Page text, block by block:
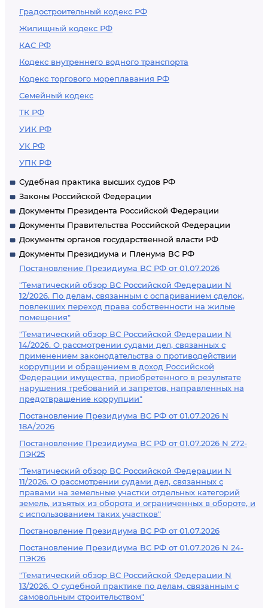
Градостроительный кодекс РФ
Жилищный кодекс РФ
КАС РФ
Кодекс внутреннего водного транспорта
Кодекс торгового мореплавания РФ
Семейный кодекс
ТК РФ
УИК РФ
УК РФ
УПК РФ
Судебная практика высших судов РФ
Законы Российской Федерации
Документы Президента Российской Федерации
Документы Правительства Российской Федерации
Документы органов государственной власти РФ
Документы Президиума и Пленума ВС РФ
Постановление Президиума ВС РФ от 01.07.2026
"Тематический обзор ВС Российской Федерации N
12/2026. По делам, связанным с оспариванием сделок,
повлекших переход права собственности на жилые
помещения"
"Тематический обзор ВС Российской Федерации N
14/2026. О рассмотрении судами дел, связанных с
применением законодательства о противодействии
коррупции и обращением в доход Российской
Федерации имущества, приобретенного в результате
нарушения требований и запретов, направленных на
предотвращение коррупции"
Постановление Президиума ВС РФ от 01.07.2026 N
18А/2026
Постановление Президиума ВС РФ от 01.07.2026 N 272-
ПЭК25
"Тематический обзор ВС Российской Федерации N
11/2026. О рассмотрении судами дел, связанных с
правами на земельные участки отдельных категорий
земель, изъятых из оборота и ограниченных в обороте, и
с использованием таких участков"
Постановление Президиума ВС РФ от 01.07.2026
Постановление Президиума ВС РФ от 01.07.2026 N 24-
ПЭК26
"Тематический обзор ВС Российской Федерации N
13/2026. О судебной практике по делам, связанным с
самовольным строительством"